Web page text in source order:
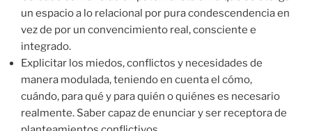
un espacio a lo relacional por pura condescendencia en
vez de por un convencimiento real, consciente e
integrado.
Explicitar los miedos, conflictos y necesidades de
manera modulada, teniendo en cuenta el cómo,
cuándo, para qué y para quién o quiénes es necesario
realmente. Saber capaz de enunciar y ser receptora de